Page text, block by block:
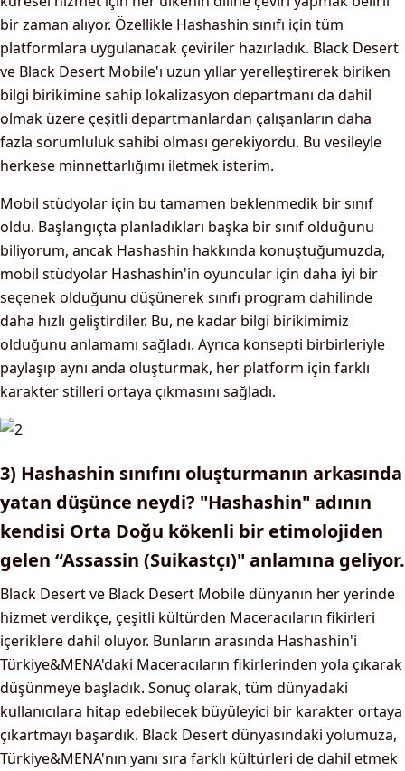
bir zaman alıyor. Özellikle Hashashin sınıfı için tüm
platformlara uygulanacak çeviriler hazırladık. Black Desert
ve Black Desert Mobile'ı uzun yıllar yerelleştirerek biriken
bilgi birikimine sahip lokalizasyon departmanı da dahil
olmak üzere çeşitli departmanlardan çalışanların daha
fazla sorumluluk sahibi olması gerekiyordu. Bu vesileyle
herkese minnettarlığımı iletmek isterim.
Mobil stüdyolar için bu tamamen beklenmedik bir sınıf
oldu. Başlangıçta planladıkları başka bir sınıf olduğunu
biliyorum, ancak Hashashin hakkında konuştuğumuzda,
mobil stüdyolar Hashashin'in oyuncular için daha iyi bir
seçenek olduğunu düşünerek sınıfı program dahilinde
daha hızlı geliştirdiler. Bu, ne kadar bilgi birikimimiz
olduğunu anlamamı sağladı. Ayrıca konsepti birbirleriyle
paylaşıp aynı anda oluşturmak, her platform için farklı
karakter stilleri ortaya çıkmasını sağladı.
3) Hashashin sınıfını oluşturmanın arkasında
yatan düşünce neydi? "Hashashin" adının
kendisi Orta Doğu kökenli bir etimolojiden
gelen “Assassin (Suikastçı)" anlamına geliyor.
Black Desert ve Black Desert Mobile dünyanın her yerinde
hizmet verdikçe, çeşitli kültürden Maceracıların fikirleri
içeriklere dahil oluyor. Bunların arasında Hashashin'i
Türkiye&MENA'daki Maceracıların fikirlerinden yola çıkarak
düşünmeye başladık. Sonuç olarak, tüm dünyadaki
kullanıcılara hitap edebilecek büyüleyici bir karakter ortaya
çıkartmayı başardık. Black Desert dünyasındaki yolumuza,
Türkiye&MENA'nın yanı sıra farklı kültürleri de dahil etmek